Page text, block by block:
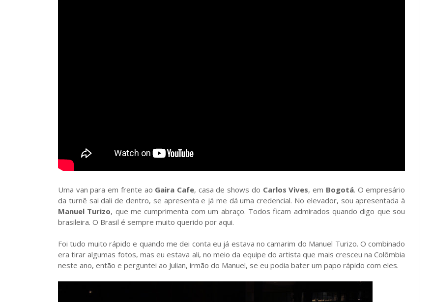
Uma van para em frente ao Gaira Cafe, casa de shows do Carlos Vives, em Bogotá. O empresário
da turnê sai dali de dentro, se apresenta e já me dá uma credencial. No elevador, sou apresentada à
Manuel Turizo, que me cumprimenta com um abraço. Todos ficam admirados quando digo que sou
brasileira. O Brasil é sempre muito querido por aqui.
Foi tudo muito rápido e quando me dei conta eu já estava no camarim do Manuel Turizo. O combinado
era tirar algumas fotos, mas eu estava ali, no meio da equipe do artista que mais cresceu na Colômbia
neste ano, então e perguntei ao Julian, irmão do Manuel, se eu podia bater um papo rápido com eles.